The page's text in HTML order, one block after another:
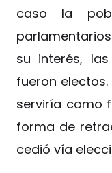
caso la
su interés,
fueron
serviría como
forma de
cedió vía